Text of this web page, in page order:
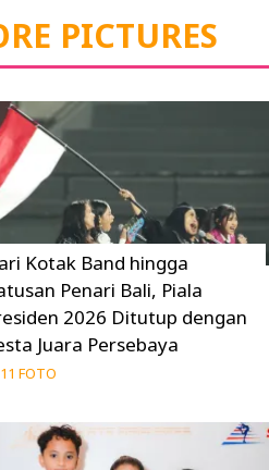
PICTURES
Kotak Band hingga
Penari Bali, Piala
2026 Ditutup dengan
Juara Persebaya
11 FOTO